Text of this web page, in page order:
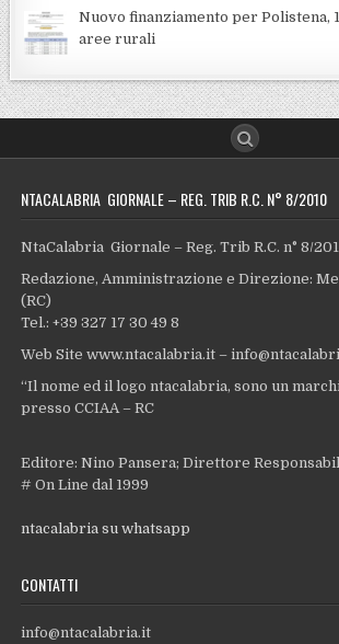
Nuovo finanziamento per Polistena,
aree rurali
NTACALABRIA GIORNALE – REG. TRIB R.C. N° 8/2010
NtaCalabria Giornale – Reg. Trib R.C. n° 8/
Redazione, Amministrazione e Direzione:
(RC)
Tel.: +39 327 17 30 49 8
Web Site www.ntacalabria.it –
“Il nome ed il logo ntacalabria, sono un
presso CCIAA – RC
Editore: Nino Pansera; Direttore
# On Line dal 1999
ntacalabria su whatsapp
CONTATTI
info@ntacalabria.it